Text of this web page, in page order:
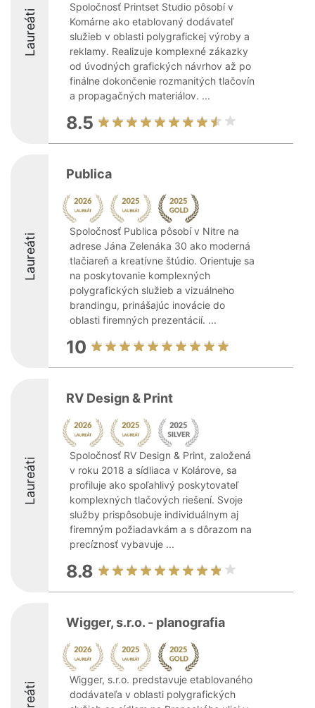
Laureáti
Spoločnosť Printset Studio pôsobí v
Komárne ako etablovaný dodávateľ
služieb v oblasti polygrafickej výroby a
reklamy. Realizuje komplexné zákazky
od úvodných grafických návrhov až po
finálne dokončenie rozmanitých tlačovín
a propagačných materiálov. ...
8.5
Laureáti
Publica
Spoločnosť Publica pôsobí v Nitre na
adrese Jána Zelenáka 30 ako moderná
tlačiareň a kreatívne štúdio. Orientuje sa
na poskytovanie komplexných
polygrafických služieb a vizuálneho
brandingu, prinášajúc inovácie do
oblasti firemných prezentácií. ...
10
Laureáti
RV Design & Print
Spoločnosť RV Design & Print, založená
v roku 2018 a sídliaca v Kolárove, sa
profiluje ako spoľahlivý poskytovateľ
komplexných tlačových riešení. Svoje
služby prispôsobuje individuálnym aj
firemným požiadavkám a s dôrazom na
precíznosť vybavuje ...
8.8
Wigger, s.r.o. - planografia
Wigger, s.r.o. predstavuje etablovaného
dodávateľa v oblasti polygrafických